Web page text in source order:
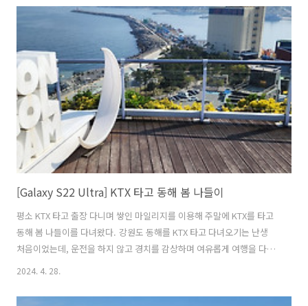
고 직접 내린 맛있는 커피도 마시며 오전을 보냈다.애매한 비행기 시간
때문에 해변만 간단하게 둘러본 후 늦은 점심을 먹고 바로 공항으로... 제
주도에 도착 후 점심을 먹기 위해 처음으로 들린 고기국수집. 제주도 올
때 마다 항상 들리는 곳. 비가 내리는 관계로 들리게 된 카페 무로이. 독특
한 건축 스타일이 눈에 띈다. 다음 날 화창하게 개어 있는 하늘. 호텔 주..
[Galaxy S22 Ultra] KTX 타고 동해 봄 나들이
평소 KTX 타고 출장 다니며 쌓인 마일리지를 이용해 주말에 KTX를 타고
동해 봄 나들이를 다녀왔다. 강원도 동해를 KTX 타고 다녀오기는 난생
처음이었는데, 운전을 하지 않고 경치를 감상하며 여유롭게 여행을 다녀
오니 한결 재미있었다.보유하고 있는 마일리지에 조금 더 보태서 KTX-이
로 보이기 시작하는 파란 동해 바다 풍경... 동해역에서 시내버스를 타고
2024. 4. 28.